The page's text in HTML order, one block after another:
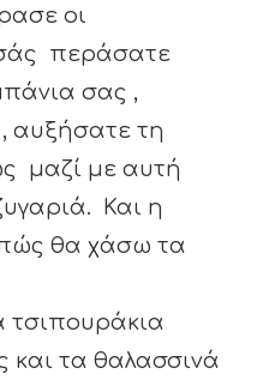
οι
περάσατε
σας ,
αυξήσατε τη
μαζί με αυτή
Και η
θα χάσω τα
τσιπουράκια
και τα θαλασσινά